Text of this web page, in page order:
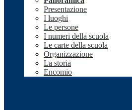
Presentazione
I luoghi
Le persone
I numeri della scuola
Le carte della scuola
Organizzazione
La storia
Encomio